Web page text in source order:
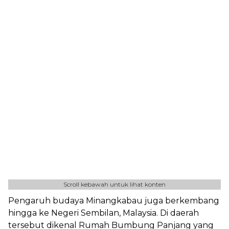
Scroll kebawah untuk lihat konten
Pengaruh budaya Minangkabau juga berkembang
hingga ke Negeri Sembilan, Malaysia. Di daerah
tersebut dikenal Rumah Bumbung Panjang yang